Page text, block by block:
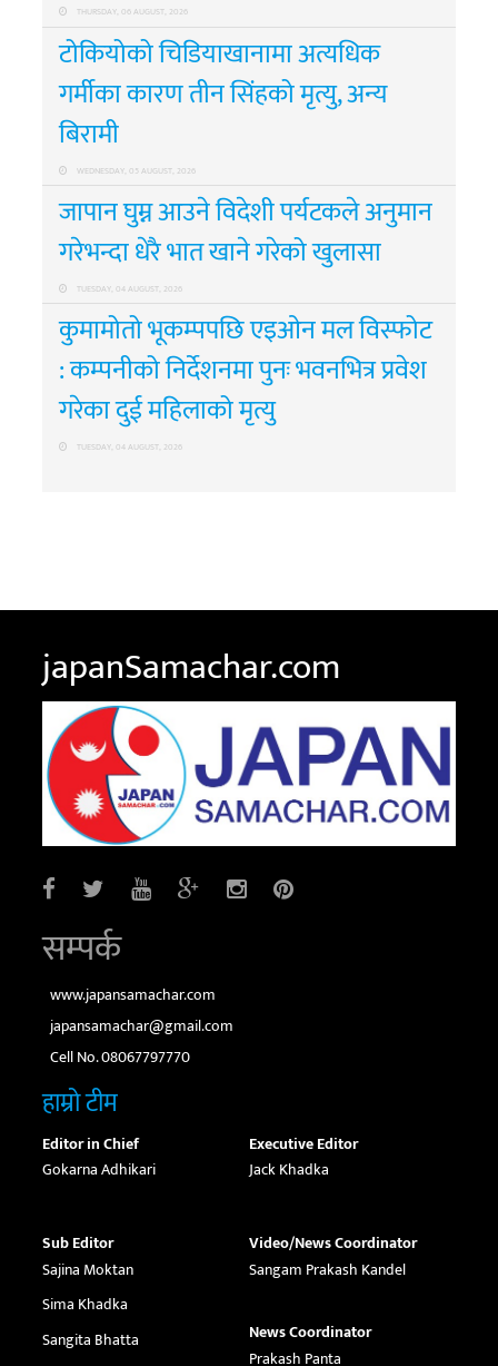
THURSDAY, 06 AUGUST, 2026
टोकियोको चिडियाखानामा अत्यधिक
गर्मीका कारण तीन सिंहको मृत्यु, अन्य
बिरामी
WEDNESDAY, 05 AUGUST, 2026
जापान घुम्न आउने विदेशी पर्यटकले अनुमान
गरेभन्दा धेरै भात खाने गरेको खुलासा
TUESDAY, 04 AUGUST, 2026
कुमामोतो भूकम्पपछि एइओन मल विस्फोट
: कम्पनीको निर्देशनमा पुनः भवनभित्र प्रवेश
गरेका दुई महिलाको मृत्यु
TUESDAY, 04 AUGUST, 2026
japanSamachar.com
सम्पर्क
www.japansamachar.com
japansamachar@gmail.com
Cell No. 08067797770
हाम्रो टीम
Editor in Chief
Gokarna Adhikari
Sub Editor
Sajina Moktan
Sima Khadka
Sangita Bhatta
Executive Editor
Jack Khadka
Video/News Coordinator
Sangam Prakash Kandel
News Coordinator
Prakash Panta